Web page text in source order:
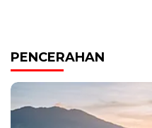
PENCERAHAN